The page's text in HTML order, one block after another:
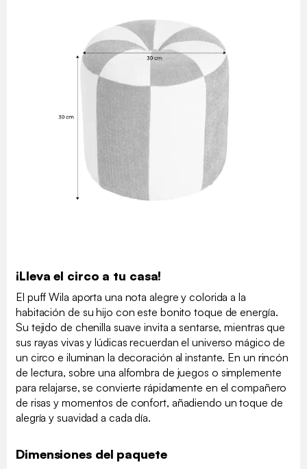
¡Lleva el circo a tu casa!
El puff Wila aporta una nota alegre y colorida a la
habitación de su hijo con este bonito toque de energía.
Su tejido de chenilla suave invita a sentarse, mientras que
sus rayas vivas y lúdicas recuerdan el universo mágico de
un circo e iluminan la decoración al instante. En un rincón
de lectura, sobre una alfombra de juegos o simplemente
para relajarse, se convierte rápidamente en el compañero
de risas y momentos de confort, añadiendo un toque de
alegría y suavidad a cada día.
Dimensiones del paquete